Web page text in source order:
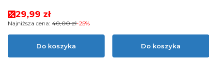
Cena promocyjna
29,99 zł
Najniższa cena: 40,00 zł-25%
Do koszyka Do koszyka